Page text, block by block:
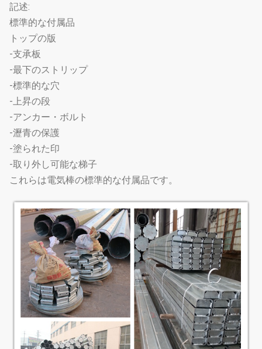
記述:
標準的な付属品
トップの版
-支承板
-最下のストリップ
-標準的な穴
-上昇の段
-アンカー・ボルト
-瀝青の保護
-塗られた印
-取り外し可能な梯子
これらは電気棒の標準的な付属品です。